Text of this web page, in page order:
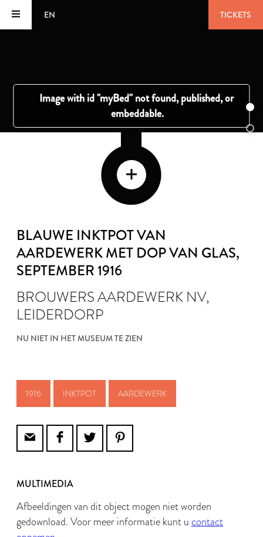
EN TICKETS
BLAUWE INKTPOT VAN
AARDEWERK MET DOP VAN GLAS,
SEPTEMBER 1916
BROUWERS AARDEWERK NV,
LEIDERDORP
NU NIET IN HET MUSEUM TE ZIEN
1916 INKTPOT AARDEWERK
MULTIMEDIA
Afbeeldingen van dit object mogen niet worden
gedownload. Voor meer informatie kunt u contact